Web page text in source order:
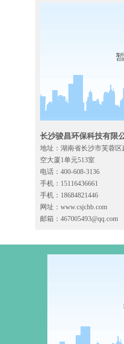
长沙骏昌环保科技有限
地址：湖南省长沙市芙蓉区
空大厦1单元513室
电话：400-608-3136
手机：15116436661
手机：18684821446
网址：www.csjchb.com
邮箱： 467005493@qq.com